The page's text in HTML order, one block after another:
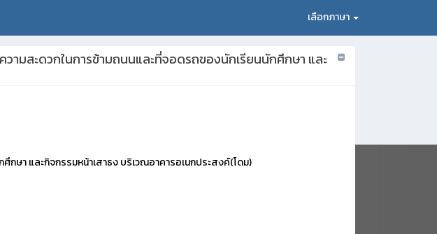
เลือกภาษา
มสะดวกในการข้ามถนนและที่จอดรถของนักเรียนนักศึกษา และ
ษา และกิจกรรมหน้าเสาธง บริเวณอาคารอเนกประสงค์(โดม)